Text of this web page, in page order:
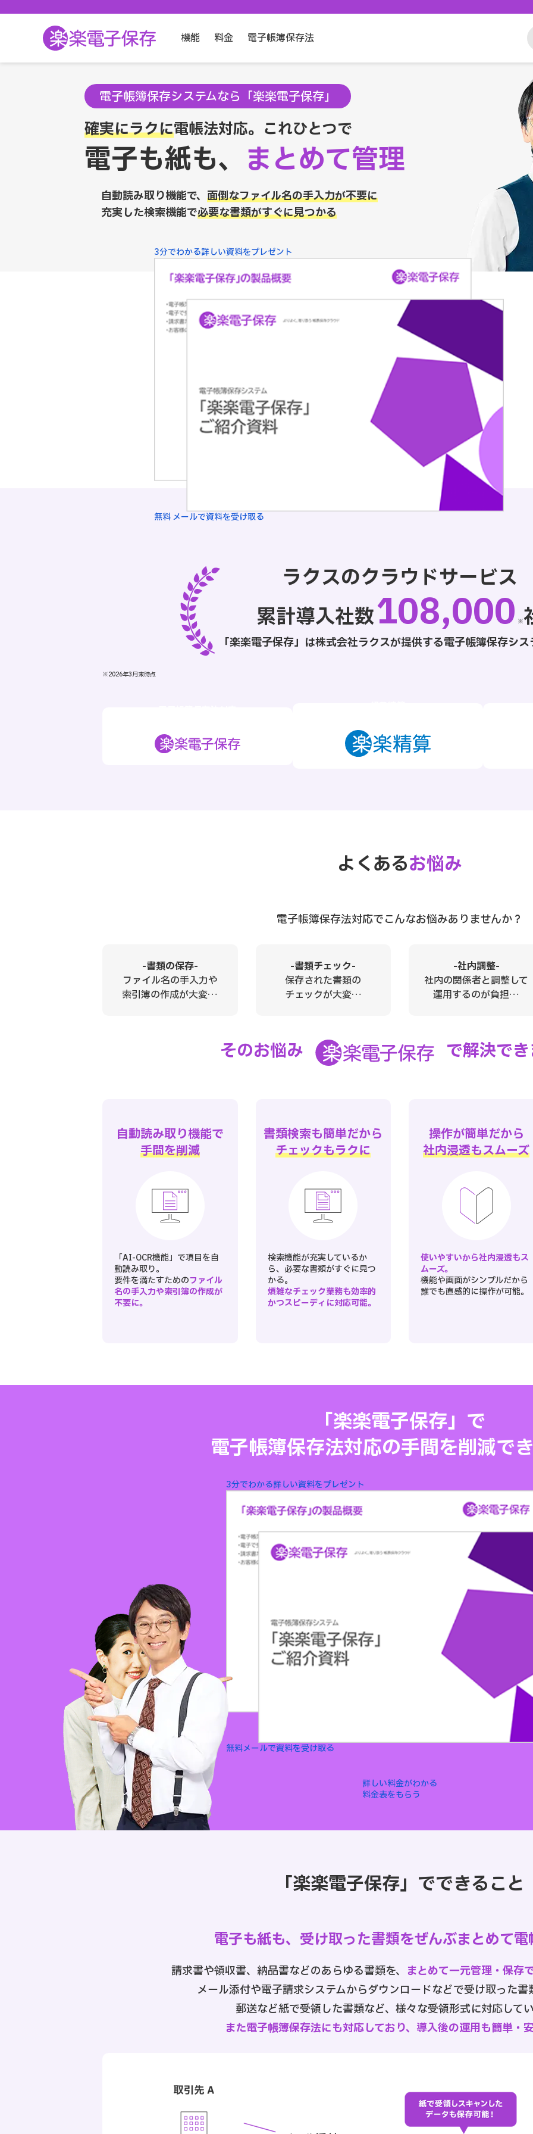
機能 料金 電子帳簿保存法
電子帳簿保存システムなら 「楽楽電子保存」
確実にラクに電帳法対応。これひとつで
電子も紙も、 まとめて管理
自動読み取り機能で、 面倒なファイル名の手入力が不要に
充実した検索機能で必要な書類がすぐに見つかる
3分でわかる詳しい資料をプレゼント
無料メールで資料を受け取る
ラクスのクラウドサービス
累計導入社数108,000 ※
「楽楽電子保存」は株式会社ラクスが提供する電子帳簿保存シス
※2026年3月末時点
よくあるお悩み
電子帳簿保存法対応でこんなお悩みありませんか？
そのお悩み で解決で
-書類の保存-
ファイル名の手入力や
索引簿の作成が大変…
自動読み取り機能で
手間を削減
「AI-OCR機能」で項目を自
動読み取り。
要件を満たすためのファイル
名の手入力や索引簿の作成が
不要に。
-書類チェック-
保存された書類の
チェックが大変…
書類検索も簡単だから
チェックもラクに
検索機能が充実しているか
ら、必要な書類がすぐに見つ
かる。
煩雑なチェック業務も効率的
かつスピーディに対応可能。
-社内調整-
社内の関係者と調整して
運用するのが負担…
操作が簡単だから
社内浸透もスムーズ
使いやすいから社内浸透もス
ムーズ。
機能や画面がシンプルだから
誰でも直感的に操作が可能。
「楽楽電子保存」で
電子帳簿保存法対応の手間を削減で
3分でわかる詳しい資料をプレゼント
無料メールで資料を受け取る
詳しい料金がわかる
料金表をもらう
「楽楽電子保存」でできること
電子も紙も、受け取った書類をぜんぶまとめて
請求書や領収書、納品書などのあらゆる書類を、 まとめて一元管理・保存
メール添付や電子請求システムからダウンロードなどで受け取った書
郵送など紙で受領した書類など、様々な受領形式に対応して
また電子帳簿保存法にも対応しており、導入後の運用も簡単・